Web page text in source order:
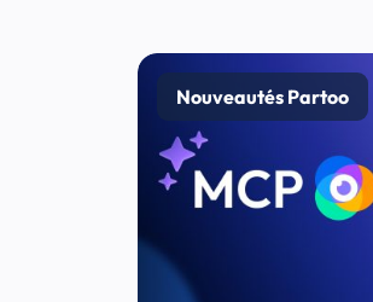
Nouveautés Partoo